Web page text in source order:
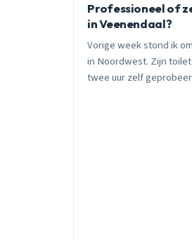
Professioneel of
in Veenendaal?
Vorige week stond ik
in Noordwest. Zijn
twee uur zelf